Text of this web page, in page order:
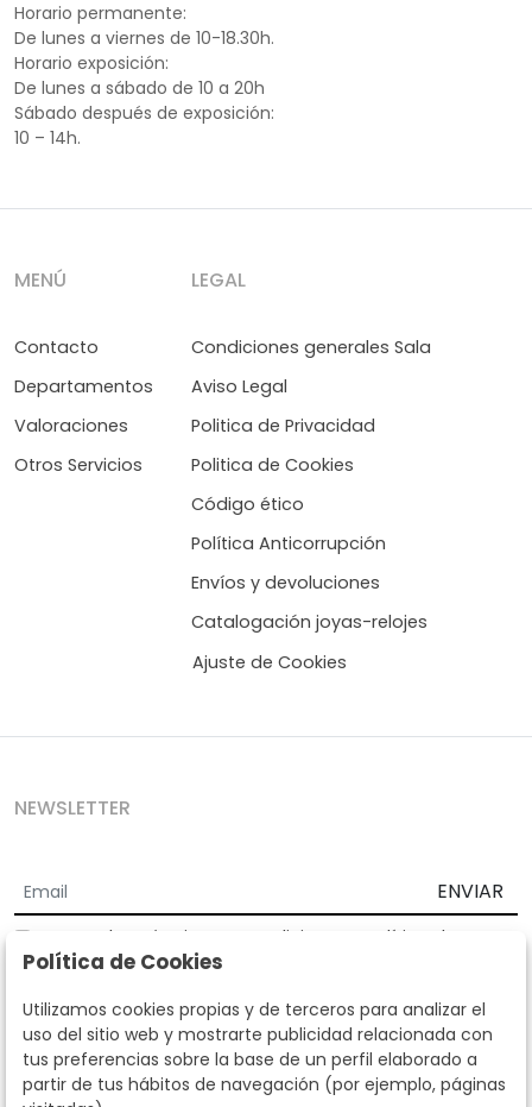
Horario permanente:
De lunes a viernes de 10-18.30h.
Horario exposición:
De lunes a sábado de 10 a 20h
Sábado después de exposición:
10 – 14h.
MENÚ
Contacto
Departamentos
Valoraciones
Otros Servicios
LEGAL
Condiciones generales Sala
Aviso Legal
Politica de Privacidad
Politica de Cookies
Código ético
Política Anticorrupción
Envíos y devoluciones
Catalogación joyas-relojes
Ajuste de Cookies
NEWSLETTER
ENVIAR
Acepto los Términos y Condiciones
Política de
privacidad
Según la LOPD y disposiciones de desarrollo, informamos que sus
datos personales serán tratados por parte de Subastas Segre con la
finalidad de gestionar la relación comercial. Puede ejercitar los
derechos de acceso, rectificación, cancelación, oposición y demás
derechos en los términos establecidos en la normativa vigente
Política de Cookies
Utilizamos cookies propias y de terceros para analizar el
uso del sitio web y mostrarte publicidad relacionada con
tus preferencias sobre la base de un perfil elaborado a
partir de tus hábitos de navegación (por ejemplo, páginas